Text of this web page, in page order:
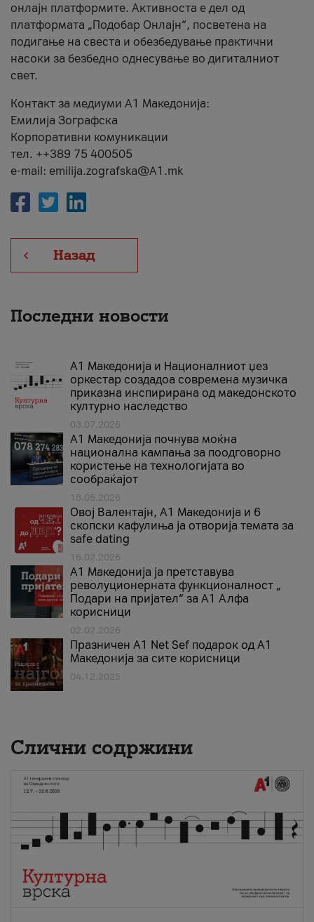
онлајн платформите. Активноста е дел од
платформата „Подобар Онлајн“, посветена на
подигање на свеста и обезбедување практични
насоки за безбедно однесување во дигиталниот
свет.
Контакт за медиуми А1 Македонија:
Емилија Зографска
Корпоративни комуникации
тел. ++389 75 400505
e-mail: emilija.zografska@A1.mk
Назад
Последни новости
А1 Македонија и Националниот џез
оркестар создадоа современа музичка
приказна инспирирана од македонското
културно наследство
03.07.2026
A1 Македонија почнува моќна
национална кампања за поодговорно
користење на технологијата во
сообраќајот
18.05.2026
Овој Валентајн, A1 Македонија и 6
скопски кафулиња ја отворија темата за
safe dating
16.02.2026
А1 Македонија ја претставува
револуционерната функционалност „
Подари на пријател“ за А1 Алфа
корисници
02.02.2026
Празничен A1 Net Sеf подарок од А1
Македонија за сите корисници
04.12.2025
Слични содржини